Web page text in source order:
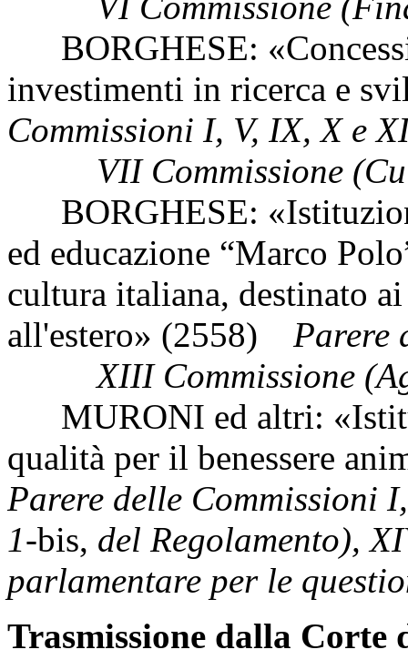
BORGHESE:
investimenti in ricerca e
Commissioni I, V, IX, X e
VII Commissione
BORGHESE:
ed educazione “Marco
cultura italiana, destinato
all'estero» (2558) Parere
XIII Commissione
MURONI ed altri:
qualità per il benessere
Parere delle Commissioni
1-bis, del Regolamento),
parlamentare per le
Trasmissione dalla Corte